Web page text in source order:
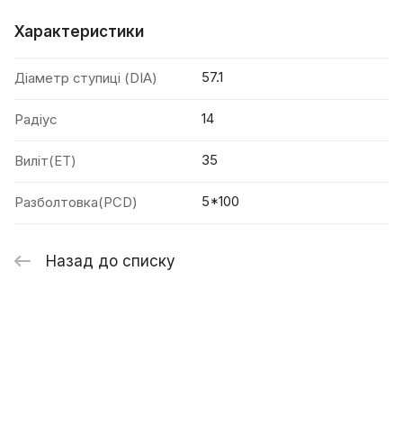
Характеристики
Діаметр ступиці (DIA) 57.1
Радіус 14
Виліт(ET) 35
Разболтовка(PCD) 5*100
Назад до списку